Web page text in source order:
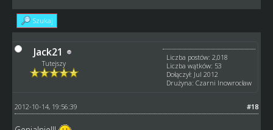
Szukaj
Jack21
Tutejszy
Liczba postów: 2,018
Liczba wątków: 53
Dołączył: Jul 2012
Drużyna: Czarni Inowrocław
#18
2012-10-14, 19:56:39